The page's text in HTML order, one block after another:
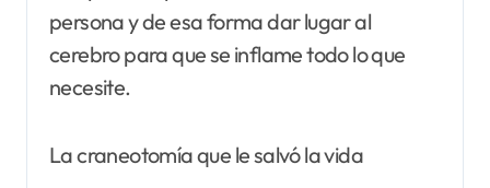
persona y de esa forma dar lugar al
cerebro para que se inflame todo lo que
necesite.
La craneotomía que le salvó la vida